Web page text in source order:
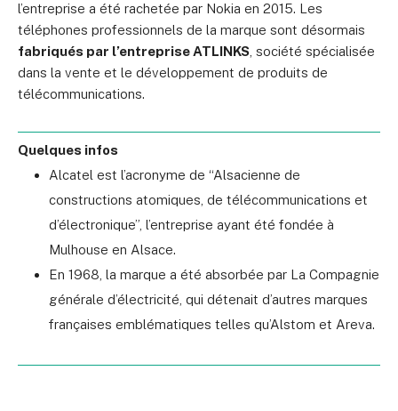
l’entreprise a été rachetée par Nokia en 2015. Les
téléphones professionnels de la marque sont désormais
fabriqués par l’entreprise ATLINKS , société spécialisée
dans la vente et le développement de produits de
télécommunications.
Quelques infos
Alcatel est l’acronyme de “Alsacienne de
constructions atomiques, de télécommunications et
d’électronique”, l’entreprise ayant été fondée à
Mulhouse en Alsace.
En 1968, la marque a été absorbée par La Compagnie
générale d’électricité, qui détenait d’autres marques
françaises emblématiques telles qu’Alstom et Areva.